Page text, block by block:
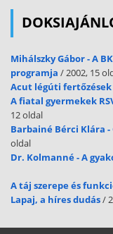
szénhidrátok,
az iskolaérettség
iskolaérettség
iskolaérettség,
mellkörfogat, látáshiba,
kiegyensúlyozottság,
Szakkifejezések:
vizuomotoros
betegséghez vezető
egyénre! *
Mihálszky Gábor - A
programja / 2002, 15
Acut légúti
A fiatal gyermekek
12 oldal
Barbainé Bérci Klára
oldal
Dr. Kolmanné - A
A táj szerepe és
Lapaj, a híres dudás/